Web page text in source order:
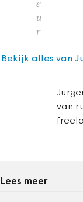
e
u
r
van
Bekijk alles van
Lees meer